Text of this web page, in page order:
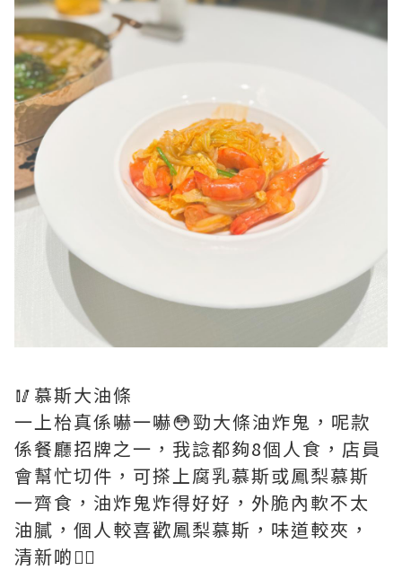
🥢慕斯大油條
一上枱真係嚇一嚇😳勁大條油炸鬼，呢款
係餐廳招牌之一，我諗都夠8個人食，店員
會幫忙切件，可搽上腐乳慕斯或鳳梨慕斯
一齊食，油炸鬼炸得好好，外脆內軟不太
油膩，個人較喜歡鳳梨慕斯，味道較夾，
清新啲👍🏻